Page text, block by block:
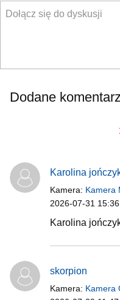
Dodane
Karolina
Kamera: Kamera
2026-07-31 15:36
Karolina
skorpion
Kamera: Kamera